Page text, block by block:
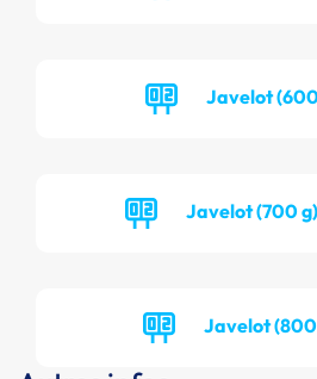
Javelot
Javelot (700
Javelot (800